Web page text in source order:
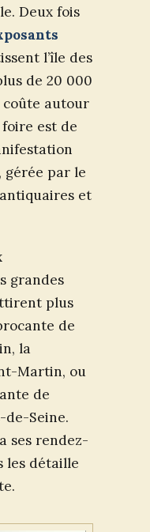
Deux fois
l’île des
de 20 000
coûte autour
est de
gérée par le
et
grandes
plus
de
la
Martin, ou
de
de-Seine.
ses rendez-
les détaille